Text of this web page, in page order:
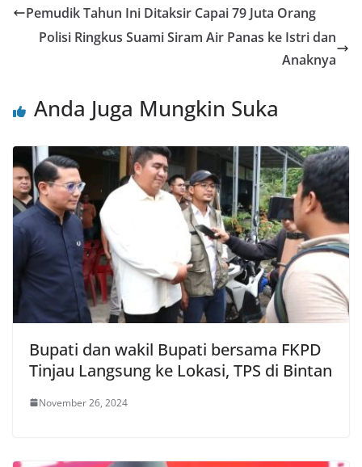
Pemudik Tahun Ini Ditaksir Capai 79 Juta Orang
Polisi Ringkus Suami Siram Air Panas ke Istri dan
Anaknya
Anda Juga Mungkin Suka
Bupati dan wakil Bupati bersama FKPD
Tinjau Langsung ke Lokasi, TPS di Bintan
November 26, 2024